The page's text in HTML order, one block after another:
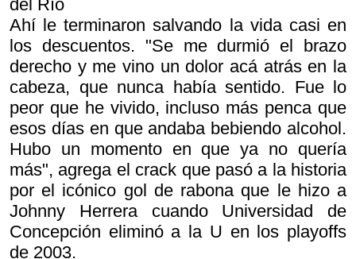
del Río
Ahí le terminaron salvando la vida casi en
los descuentos. "Se me durmió el brazo
derecho y me vino un dolor acá atrás en la
cabeza, que nunca había sentido. Fue lo
peor que he vivido, incluso más penca que
esos días en que andaba bebiendo alcohol.
Hubo un momento en que ya no quería
más", agrega el crack que pasó a la historia
por el icónico gol de rabona que le hizo a
Johnny Herrera cuando Universidad de
Concepción eliminó a la U en los playoffs
de 2003.